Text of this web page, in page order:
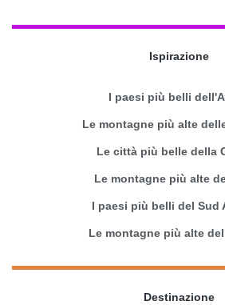
Ispirazione
I paesi più belli
Le montagne più alte
Le città più belle della
Le montagne più alte
I paesi più belli del Sud
Le montagne più alte
Destinazione